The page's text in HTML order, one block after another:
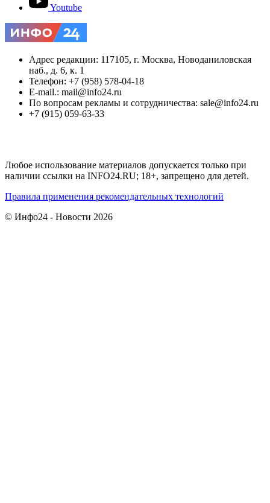
Youtube
Адрес редакции: 117105, г. Москва, Новоданиловская
наб., д. 6, к. 1
Телефон: +7 (958) 578-04-18
E-mail.: mail@info24.ru
По вопросам рекламы и сотрудничества: sale@info24.ru
+7 (915) 059-63-33
Любое использование материалов допускается только при
наличии ссылки на INFO24.RU; 18+, запрещено для детей.
Правила применения рекомендательных технологий
© Инфо24 - Новости 2026